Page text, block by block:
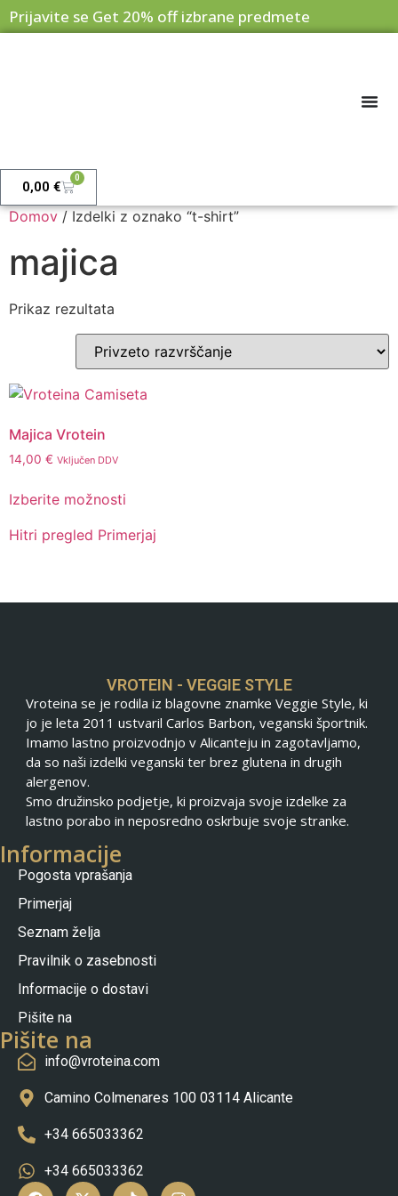
Prijavite se Get 20% off izbrane predmete
0,00 €
0
Domov / Izdelki z oznako “t-shirt”
majica
Prikaz rezultata
Majica Vrotein
14,00 € Vključen DDV
Izberite možnosti
Hitri pregled Primerjaj
VROTEIN - VEGGIE STYLE
Vroteina se je rodila iz blagovne znamke Veggie Style, ki
jo je leta 2011 ustvaril Carlos Barbon, veganski športnik.
Imamo lastno proizvodnjo v Alicanteju in zagotavljamo,
da so naši izdelki veganski ter brez glutena in drugih
alergenov.
Smo družinsko podjetje, ki proizvaja svoje izdelke za
lastno porabo in neposredno oskrbuje svoje stranke.
Informacije
Pogosta vprašanja
Primerjaj
Seznam želja
Pravilnik o zasebnosti
Informacije o dostavi
Pišite na
Pišite na
info@vroteina.com
Camino Colmenares 100 03114 Alicante
+34 665033362
+34 665033362
Français